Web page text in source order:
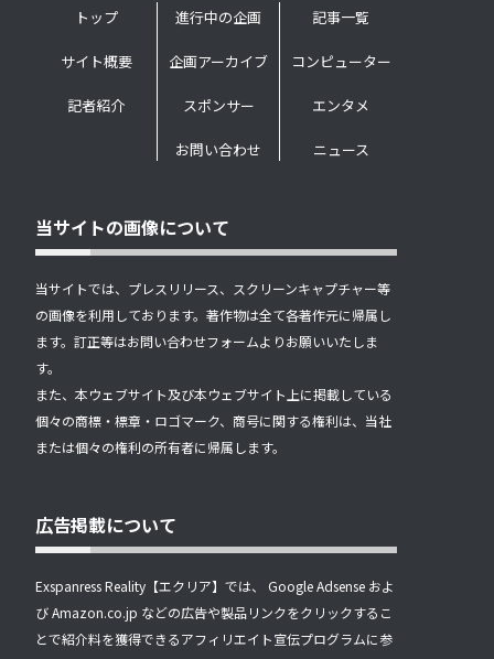
トップ
サイト概要
記者紹介
進行中の企画
企画アーカイブ
スポンサー
お問い合わせ
記事一覧
コンピューター
エンタメ
ニュース
当サイトの画像について
当サイトでは、プレスリリース、スクリーンキャプチャー等
の画像を利用しております。著作物は全て各著作元に帰属し
ます。訂正等はお問い合わせフォームよりお願いいたしま
す。
また、本ウェブサイト及び本ウェブサイト上に掲載している
個々の商標・標章・ロゴマーク、商号に関する権利は、当社
または個々の権利の所有者に帰属します。
広告掲載について
Exspanress Reality【エクリア】では、 Google Adsense およ
び Amazon.co.jp などの広告や製品リンクをクリックするこ
とで紹介料を獲得できるアフィリエイト宣伝プログラムに参